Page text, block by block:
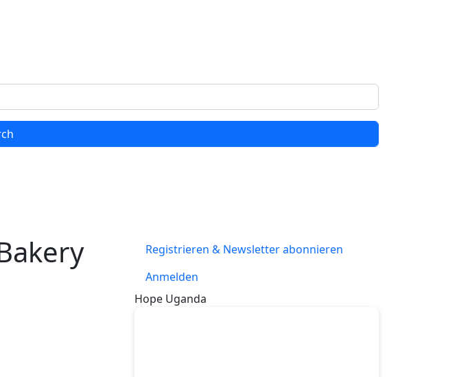
Registrieren & Newsletter abonnieren
Anmelden
Hope Uganda